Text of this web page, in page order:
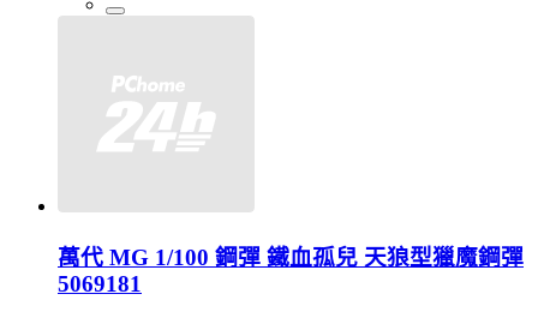
萬代 MG 1/100 鋼彈 鐵血孤兒 天狼型獵魔鋼彈
5069181